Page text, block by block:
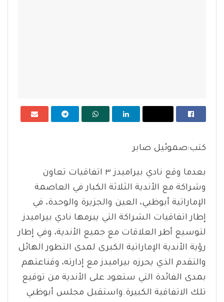
كتب:صموئيل صابر
بعدما وقع نادي بيراميدز ٣ اتفاقيات تعاون
وشراكة مع الأندية الثلاثة الكبار في العاصمة
الإماراتية أبوظبي، العين والجزيرة والوحدة، في
إطار اتفاقيات الشراكة التي يبرمها نادي بيراميدز
لتوسيع أطر العلاقات مع جميع الأندية، وفي إطار
رؤية الأندية الإماراتية الكبرى لمدى التطور الهائل
والتقدم الذي يحرزه بيراميدز مع إدارته، وقناعتهم
بمدى الفائدة التي ستعود على الأندية من توقيع
تلك الاتفاقية الكبيرة.واستقبل مجلس أبوظبي